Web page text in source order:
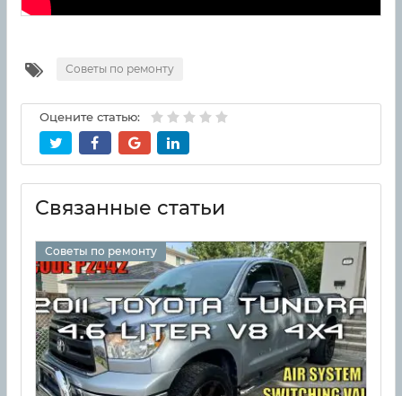
Советы по ремонту
Оцените статью:
Связанные статьи
Советы по ремонту